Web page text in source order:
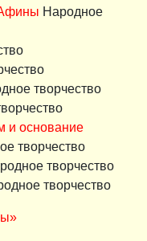
Народное
творчество
и основание
творчество
творчество
творчество